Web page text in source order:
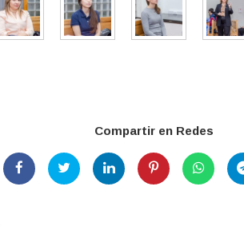
Compartir en Redes